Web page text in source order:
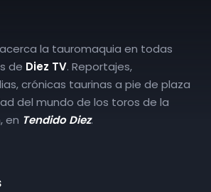
la tauromaquia en todas
de Diez TV. Reportajes,
crónicas taurinas a pie de plaza
del mundo de los toros de la
en Tendido Diez.